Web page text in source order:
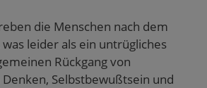
die Menschen nach dem
was leider als ein untrügliches
Rückgang von
Selbstbewußtsein und